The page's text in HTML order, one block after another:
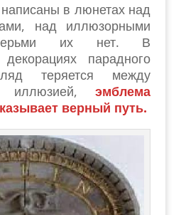
в люнетах над
над иллюзорными
их нет. В
парадного
теряется между
иллюзией, эмблема
верный путь.